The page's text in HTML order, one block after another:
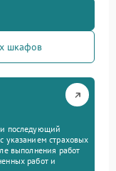
шкафов
и последующий
указанием страховых
выполнения работ
работ и